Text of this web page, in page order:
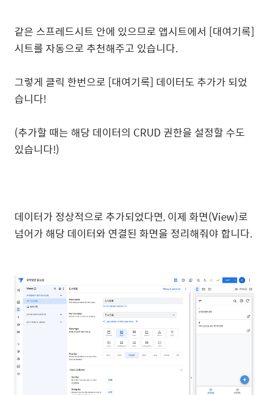
같은 스프레드시트 안에 있으므로 앱시트에서 [대여기록]
시트를 자동으로 추천해주고 있습니다.
그렇게 클릭 한번으로 [대여기록] 데이터도 추가가 되었
습니다!
(추가할 때는 해당 데이터의 CRUD 권한을 설정할 수도
있습니다!)
데이터가 정상적으로 추가되었다면, 이제 화면(View)로
넘어가 해당 데이터와 연결된 화면을 정리해줘야 합니다.